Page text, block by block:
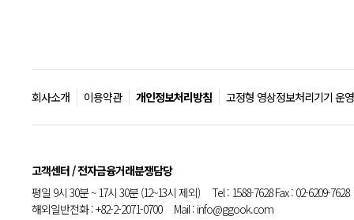
회사소개 이용약관 개인정보처리방침 고정형 영상정보처리기기 운
고객센터 / 전자금융거래분쟁담당
평일 9시 30분 ~ 17시 30분 (12~13시 제외) Tel : 1588-7628 Fax : 02-6209-7628
해외일반전화 : +82-2-2071-0700 Mail : info@ggook.com